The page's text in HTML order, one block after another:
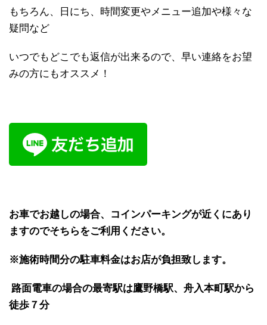
もちろん、日にち、時間変更やメニュー追加や様々な
疑問など
いつでもどこでも返信が出来るので、早い連絡をお望
みの方にもオススメ！
お車でお越しの場合、コインパーキングが近くにあり
ますのでそちらをご利用ください。
※施術時間分の駐車料金はお店が負担致します。
路面電車の場合の最寄駅は鷹野橋駅、舟入本町駅から
徒歩７分